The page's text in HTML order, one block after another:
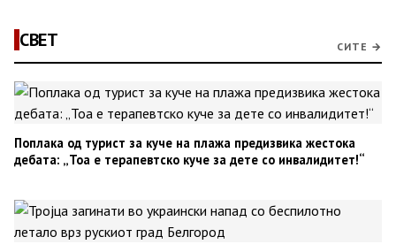
СВЕТ СИТЕ →
Поплака од турист за куче на плажа предизвика жестока
дебата: „Тоа е терапевтско куче за дете со инвалидитет!“